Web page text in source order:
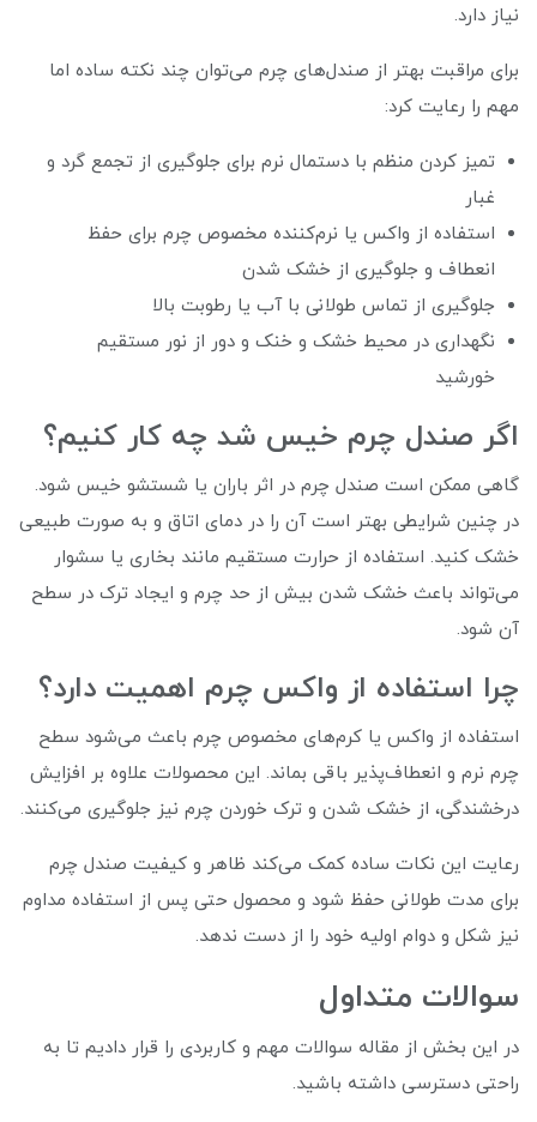
نیاز دارد.
برای مراقبت بهتر از صندل‌های چرم می‌توان چند نکته ساده اما
مهم را رعایت کرد:
تمیز کردن منظم با دستمال نرم برای جلوگیری از تجمع گرد و
غبار
استفاده از واکس یا نرم‌کننده مخصوص چرم برای حفظ
انعطاف و جلوگیری از خشک شدن
جلوگیری از تماس طولانی با آب یا رطوبت بالا
نگهداری در محیط خشک و خنک و دور از نور مستقیم
خورشید
اگر صندل چرم خیس شد چه کار کنیم؟
گاهی ممکن است صندل چرم در اثر باران یا شستشو خیس شود.
در چنین شرایطی بهتر است آن را در دمای اتاق و به صورت طبیعی
خشک کنید. استفاده از حرارت مستقیم مانند بخاری یا سشوار
می‌تواند باعث خشک شدن بیش از حد چرم و ایجاد ترک در سطح
آن شود.
چرا استفاده از واکس چرم اهمیت دارد؟
استفاده از واکس یا کرم‌های مخصوص چرم باعث می‌شود سطح
چرم نرم و انعطاف‌پذیر باقی بماند. این محصولات علاوه بر افزایش
درخشندگی، از خشک شدن و ترک خوردن چرم نیز جلوگیری می‌کنند.
رعایت این نکات ساده کمک می‌کند ظاهر و کیفیت صندل چرم
برای مدت طولانی حفظ شود و محصول حتی پس از استفاده مداوم
نیز شکل و دوام اولیه خود را از دست ندهد.
سوالات متداول
در این بخش از مقاله سوالات مهم و کاربردی را قرار دادیم تا به
راحتی دسترسی داشته باشید.